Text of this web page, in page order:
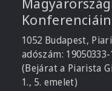
1052 Budapest,
adószám: 19050333-
(Bejárat a Piarista
1., 5. emelet)